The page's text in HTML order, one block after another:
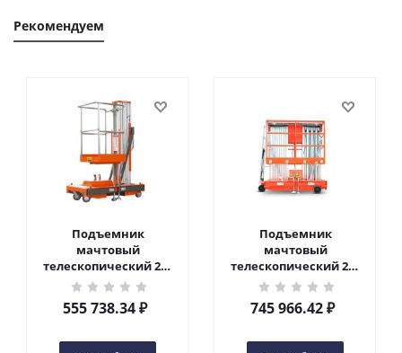
Рекомендуем
Подъемник
мачтовый
телескопический 200
кг 6 м TOR GTWY6-200S
DC 2-мачтовый
(автономный) (G) в
555 738.34₽
Подъемник
мачтовый
телескопический 200
кг 10 м TOR GTWY10-
200S DC 2-мачтовый
(автономный) (N) в
745 966.42₽